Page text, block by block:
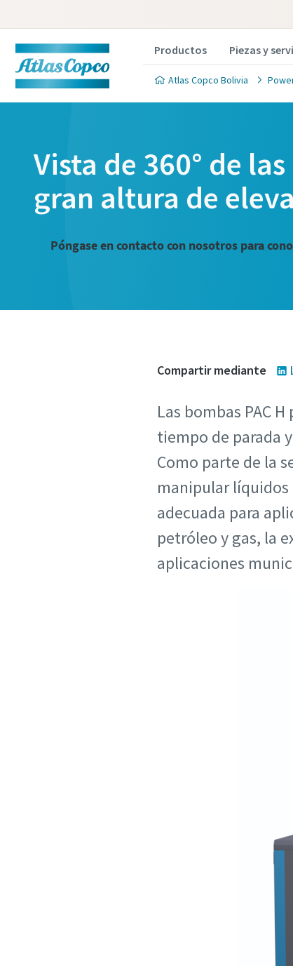
Productos Piezas y
Atlas Copco Bolivia
Vista de 360° de
gran altura de
Póngase en contacto con nosotros para
Compartir mediante
Las bombas PAC
tiempo de parada
Como parte de la
manipular líquidos
adecuada para
petróleo y gas, la
aplicaciones